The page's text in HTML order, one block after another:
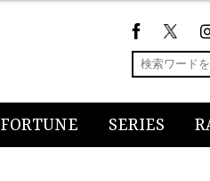
FORTUNE SERIES